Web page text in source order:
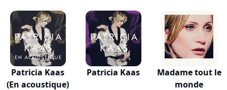
Patricia Kaas
(En acoustique)
Patricia Kaas
Madame tout le
monde